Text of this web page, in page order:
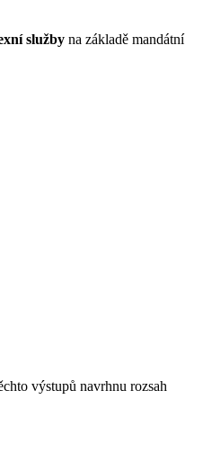
služby na základě mandátní
výstupů navrhnu rozsah